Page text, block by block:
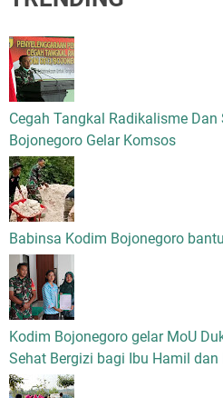
Cegah Tangkal Radikalisme
Bojonegoro Gelar Komsos
Babinsa Kodim Bojonegoro
Kodim Bojonegoro gelar MoU
Sehat Bergizi bagi Ibu Hamil dan